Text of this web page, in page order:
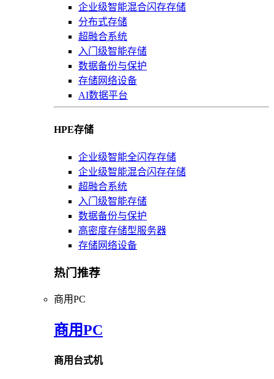
企业级智能混合闪存存储
分布式存储
超融合系统
入门级智能存储
数据备份与保护
存储网络设备
AI数据平台
HPE存储
企业级智能全闪存存储
企业级智能混合闪存存储
超融合系统
入门级智能存储
数据备份与保护
高密度存储型服务器
存储网络设备
热门推荐
商用PC
商用PC
商用台式机